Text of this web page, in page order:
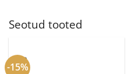
Seotud tooted
-15%